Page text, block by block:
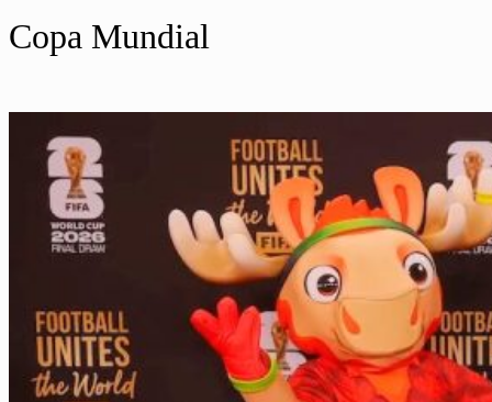
Copa Mundial